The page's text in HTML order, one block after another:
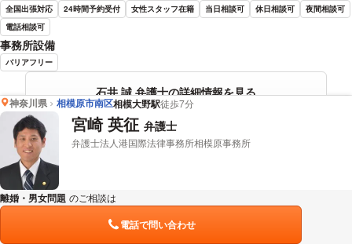
全国出張対応 24時間予約受付 女性スタッフ在籍 当日相談可 休日相談可
夜間相談可
電話相談可
事務所設備
バリアフリー
石井 誠 弁護士の詳細情報を見る
神奈川県 相模原市南区相模大野駅徒歩7分
宮崎 英征 弁護士
弁護士法人港国際法律事務所相模原事務所
離婚・男女問題 のご相談は
電話で問い合わせ